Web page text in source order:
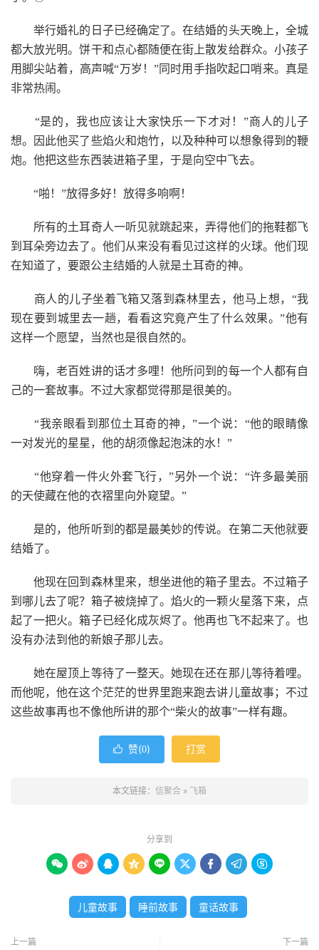
举行婚礼的日子已经确定了。在结婚的头天晚上，全城
都大放光明。饼干和点心都随便在街上散发给群众。小孩子
用脚尖站着，高声喊“万岁！”同时用手指吹起口哨来。真是
非常热闹。
“是的，我也应该让大家快乐一下才对！”商人的儿子
想。因此他买了些焰火和炮竹，以及种种可以想象得到的鞭
炮。他把这些东西装进箱子里，于是向空中飞去。
“啪！”放得多好！放得多响啊！
所有的土耳奇人一听见就跳起来，弄得他们的拖鞋都飞
到耳朵旁边去了。他们从来没有看见过这样的火球。他们现
在知道了，要跟公主结婚的人就是土耳奇的神。
商人的儿子坐着飞箱又落到森林里去，他马上想，“我
现在要到城里去一趟，看看这究竟产生了什么效果。”他有
这样一个愿望，当然也是很自然的。
嗨，老百姓讲的话才多哩！他所问到的每一个人都有自
己的一套故事。不过大家都觉得那是很美的。
“我亲眼看到那位土耳奇的神，”一个说：“他的眼睛像
一对发光的星星，他的胡须像起泡沫的水！”
“他穿着一件火外套飞行，”另外一个说：“许多最美丽
的天使藏在他的衣褶里向外窥望。”
是的，他所听到的都是最美妙的传说。在第二天他就要
结婚了。
他现在回到森林里来，想坐进他的箱子里去。不过箱子
到哪儿去了呢？箱子被烧掉了。焰火的一颗火星落下来，点
起了一把火。箱子已经化成灰烬了。他再也飞不起来了。也
没有办法到他的新娘子那儿去。
她在屋顶上等待了一整天。她现在还在那儿等待着哩。
而他呢，他在这个茫茫的世界里跑来跑去讲儿童故事；不过
这些故事再也不像他所讲的那个“柴火的故事”一样有趣。
 赞(0) 打赏
本文链接： 信聚合 » 飞箱
分享到
        
儿童故事 睡前故事 童话故事
上一篇 下一篇